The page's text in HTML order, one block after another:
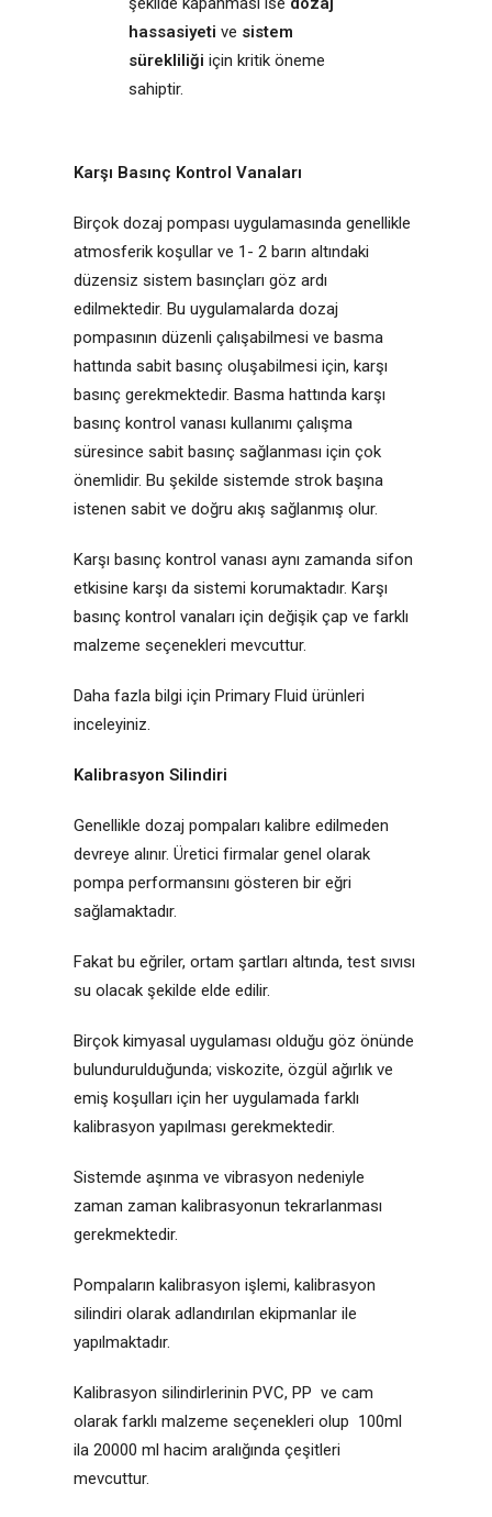
hassasiyeti ve sistem
sürekliliği için kritik öneme
sahiptir.
Karşı Basınç Kontrol Vanaları
Birçok dozaj pompası uygulamasında genellikle
atmosferik koşullar ve 1- 2 barın altındaki
düzensiz sistem basınçları göz ardı
edilmektedir. Bu uygulamalarda dozaj
pompasının düzenli çalışabilmesi ve basma
hattında sabit basınç oluşabilmesi için, karşı
basınç gerekmektedir. Basma hattında karşı
basınç kontrol vanası kullanımı çalışma
süresince sabit basınç sağlanması için çok
önemlidir. Bu şekilde sistemde strok başına
istenen sabit ve doğru akış sağlanmış olur.
Karşı basınç kontrol vanası aynı zamanda sifon
etkisine karşı da sistemi korumaktadır. Karşı
basınç kontrol vanaları için değişik çap ve farklı
malzeme seçenekleri mevcuttur.
Daha fazla bilgi için Primary Fluid ürünleri
inceleyiniz.
Kalibrasyon Silindiri
Genellikle dozaj pompaları kalibre edilmeden
devreye alınır. Üretici firmalar genel olarak
pompa performansını gösteren bir eğri
sağlamaktadır.
Fakat bu eğriler, ortam şartları altında, test sıvısı
su olacak şekilde elde edilir.
Birçok kimyasal uygulaması olduğu göz önünde
bulundurulduğunda; viskozite, özgül ağırlık ve
emiş koşulları için her uygulamada farklı
kalibrasyon yapılması gerekmektedir.
Sistemde aşınma ve vibrasyon nedeniyle
zaman zaman kalibrasyonun tekrarlanması
gerekmektedir.
Pompaların kalibrasyon işlemi, kalibrasyon
silindiri olarak adlandırılan ekipmanlar ile
yapılmaktadır.
Kalibrasyon silindirlerinin PVC, PP ve cam
olarak farklı malzeme seçenekleri olup 100ml
ila 20000 ml hacim aralığında çeşitleri
mevcuttur.